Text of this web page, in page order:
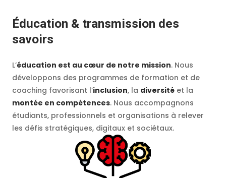
Éducation & transmission des
savoirs
L’éducation est au cœur de notre mission. Nous
développons des programmes de formation et de
coaching favorisant l’inclusion, la diversité et la
montée en compétences. Nous accompagnons
étudiants, professionnels et organisations à relever
les défis stratégiques, digitaux et sociétaux.